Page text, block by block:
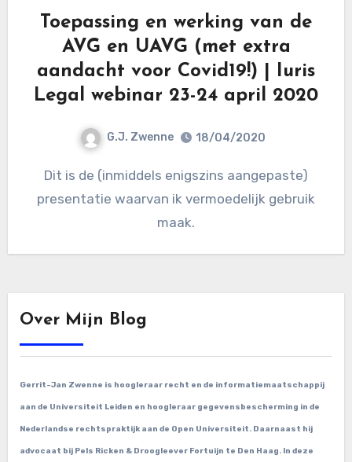
Toepassing en werking van de
AVG en UAVG (met extra
aandacht voor Covid19!) | Iuris
Legal webinar 23-24 april 2020
G.J. Zwenne 18/04/2020
Dit is de (inmiddels enigszins aangepaste)
presentatie waarvan ik vermoedelijk gebruik
maak.
Over Mijn Blog
Gerrit-Jan Zwenne is hoogleraar recht en de informatiemaatschappij
aan de Universiteit Leiden en hoogleraar gegevensbescherming in de
Nederlandse rechtspraktijk aan de Open Universiteit. Daarnaast hij
advocaat bij Pels Ricken & Droogleever Fortuijn te Den Haag. In deze